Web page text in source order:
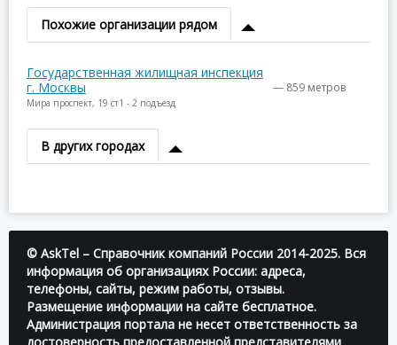
Похожие организации рядом
Государственная жилищная инспекция
г. Москвы
Мира проспект, 19 ст1 - 2 подъезд
— 859 метров
В других городах
© AskTel – Справочник компаний России 2014-2025. Вся
информация об организациях России: адреса,
телефоны, сайты, режим работы, отзывы.
Размещение информации на сайте бесплатное.
Администрация портала не несет ответственность за